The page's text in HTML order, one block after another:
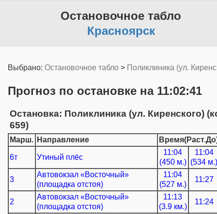
Остановочное табло
Красноярск
Выбрано: Остановочное табло > Поликлиника (ул.
Прогноз по остановке на 11:02:41
Остановка: Поликлиника (ул. Киренского)
659)
Марш. Направление
6т Утиный плёс
11:04
(450 м.)
11:04
(534
3
Автовокзал «Восточный»
(площадка отстоя)
11:04
(527 м.)
11:27
2
Автовокзал «Восточный»
(площадка отстоя)
11:13
(3.9 км.)
11:24